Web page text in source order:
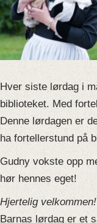
Hver siste lørdag i
biblioteket. Med
Denne lørdagen er
ha fortellerstund på
Gudny vokste opp
hør hennes eget!
Hjertelig velkommen!
Barnas lørdag er et